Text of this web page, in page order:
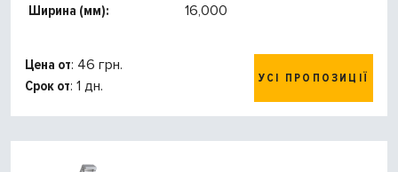
Ширина (мм):
16,000
Цена от: 46 грн.
Срок от: 1 дн. УСІ ПРОПОЗИЦІЇ